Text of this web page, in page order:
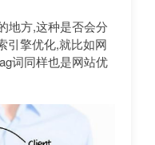
地方,这种是否会分
引擎优化,就比如网
词同样也是网站优